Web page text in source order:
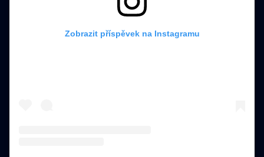
Zobrazit příspěvek na Instagramu